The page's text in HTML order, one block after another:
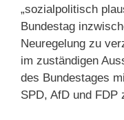
„sozialpolitisch
Bundestag
Neuregelung zu
im zuständigen
des Bundestages
SPD, AfD und FDP